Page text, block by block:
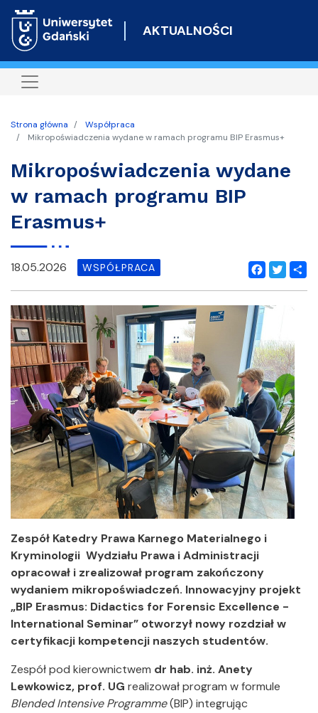
do
AKTUALNOŚCI
Strona główna
Współpraca
Mikropoświadczenia wydane w ramach programu BIP Erasmus+
Mikropoświadczenia wydane
w ramach programu BIP
Erasmus+
Facebook
Twitter
18.05.2026 WSPÓŁPRACA
Zespół Katedry Prawa Karnego Materialnego i
Kryminologii Wydziału Prawa i Administracji
opracował i zrealizował program zakończony
wydaniem mikropoświadczeń. Innowacyjny projekt
„BIP Erasmus: Didactics for Forensic Excellence -
International Seminar” otworzył nowy rozdział w
certyfikacji kompetencji naszych studentów.
Zespół pod kierownictwem dr hab. inż. Anety
Lewkowicz, prof. UG realizował program w formule
Blended Intensive Programme(BIP) integrując